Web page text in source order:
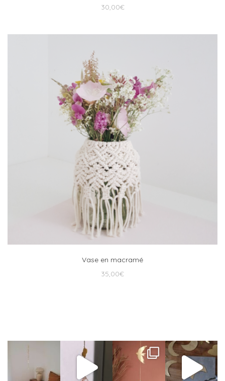
30,00€
Vase en macramé
35,00€